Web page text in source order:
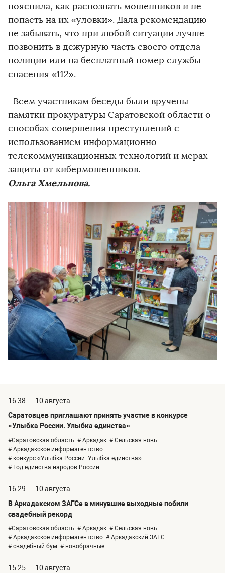
пояснила, как распознать мошенников и не
попасть на их «уловки». Дала рекомендацию
не забывать, что при любой ситуации лучше
позвонить в дежурную часть своего отдела
полиции или на бесплатный номер службы
спасения «112».
Всем участникам беседы были вручены
памятки прокуратуры Саратовской области о
способах совершения преступлений с
использованием информационно-
телекоммуникационных технологий и мерах
защиты от кибермошенников.
Ольга Хмельнова.
16:38
10 августа
Саратовцев приглашают принять участие в конкурсе
«Улыбка России. Улыбка единства»
#Саратовская область # Аркадак # Сельская новь
# Аркадакское информагентство
# конкурс «Улыбка России. Улыбка единства»
# Год единства народов России
16:29
10 августа
В Аркадакском ЗАГСе в минувшие выходные побили
свадебный рекорд
#Саратовская область # Аркадак # Сельская новь
# Аркадакское информагентство # Аркадакский ЗАГС
# свадебный бум # новобрачные
15:25
10 августа